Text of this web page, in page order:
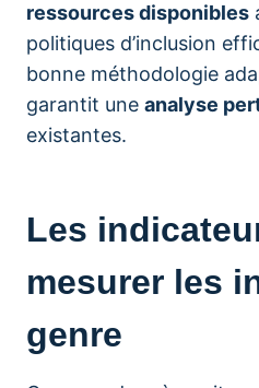
ressources disponibles
politiques d’inclusion
bonne méthodologie
garantit une analyse
existantes.
Les
mesurer les
genre